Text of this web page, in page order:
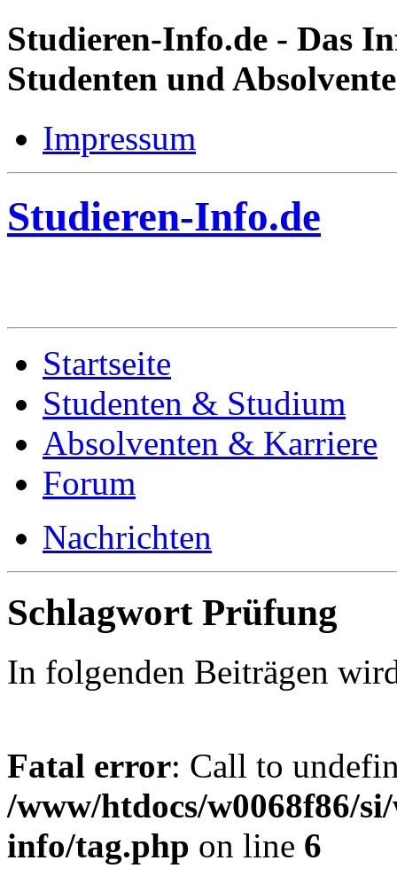
Studieren-Info.de - Das
Studenten und
Impressum
Studieren-Info.de
Startseite
Studenten & Studium
Absolventen & Karriere
Forum
Nachrichten
Schlagwort Prüfung
In folgenden Beiträgen
Fatal error: Call to
/www/htdocs/w0068f86/
info/tag.php on line 6